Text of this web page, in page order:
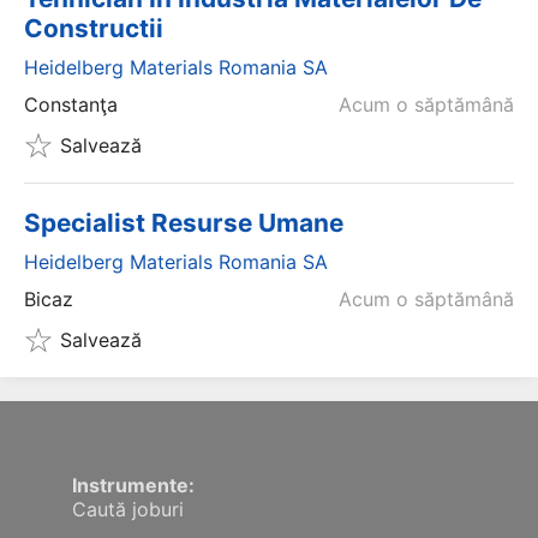
Constructii
Heidelberg Materials Romania SA
Acum o săptămână
Constanţa
Salvează
Specialist Resurse Umane
Heidelberg Materials Romania SA
Acum o săptămână
Bicaz
Salvează
Instrumente:
Caută joburi